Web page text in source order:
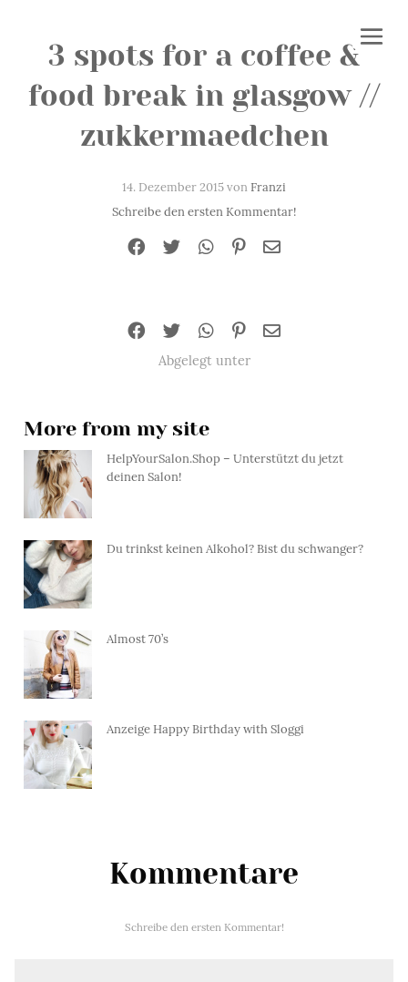
3 spots for a coffee &
food break in glasgow //
zukkermaedchen
14. Dezember 2015 vonFranzi
Schreibe den ersten Kommentar!
Abgelegt unter
More from my site
HelpYourSalon.Shop – Unterstützt du jetzt
deinen Salon!
Du trinkst keinen Alkohol? Bist du schwanger?
Almost 70’s
Anzeige Happy Birthday with Sloggi
Kommentare
Schreibe den ersten Kommentar!